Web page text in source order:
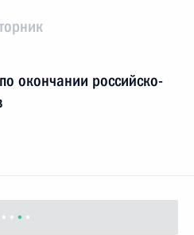
окончании российско-